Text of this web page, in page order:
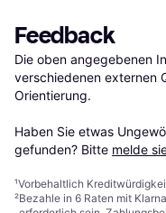
Feedback
Die oben angegebenen
verschiedenen externen
Orientierung.
Haben Sie etwas
gefunden? Bitte melde
¹Vorbehaltlich
²Bezahle in 6 Raten mit